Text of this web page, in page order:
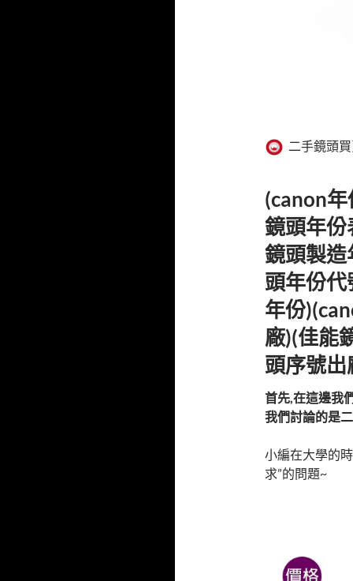
二手鏡頭
(canon
鏡頭年份
鏡頭製造
頭年份
年份
廠)(佳能
頭序號出
首先,在這邊我
我們討論的是
小編在大學的
求”的問題~